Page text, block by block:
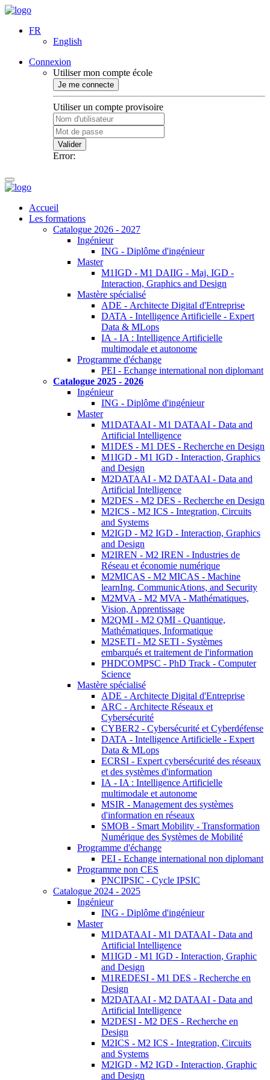
FR
English
Connexion
Utiliser mon compte école
Je me connecte
Utiliser un compte provisoire
Valider
Error:
Accueil
Les formations
Catalogue 2026 - 2027
Ingénieur
ING - Diplôme d'ingénieur
Master
M1IGD - M1 DAIIG - Maj. IGD -
Interaction, Graphics and Design
Mastère spécialisé
ADE - Architecte Digital d'Entreprise
DATA - Intelligence Artificielle - Expert
Data & MLops
IA - IA : Intelligence Artificielle
multimodale et autonome
Programme d'échange
PEI - Echange international non diplomant
Catalogue 2025 - 2026
Ingénieur
ING - Diplôme d'ingénieur
Master
M1DATAAI - M1 DATAAI - Data and
Artificial Intelligence
M1DES - M1 DES - Recherche en Design
M1IGD - M1 IGD - Interaction, Graphics
and Design
M2DATAAI - M2 DATAAI - Data and
Artificial Intelligence
M2DES - M2 DES - Recherche en Design
M2ICS - M2 ICS - Integration, Circuits
and Systems
M2IGD - M2 IGD - Interaction, Graphics
and Design
M2IREN - M2 IREN - Industries de
Réseau et économie numérique
M2MICAS - M2 MICAS - Machine
learnIng, CommunicAtions, and Security
M2MVA - M2 MVA - Mathématiques,
Vision, Apprentissage
M2QMI - M2 QMI - Quantique,
Mathématiques, Informatique
M2SETI - M2 SETI - Systèmes
embarqués et traitement de l'information
PHDCOMPSC - PhD Track - Computer
Science
Mastère spécialisé
ADE - Architecte Digital d'Entreprise
ARC - Architecte Réseaux et
Cybersécurité
CYBER2 - Cybersécurité et Cyberdéfense
DATA - Intelligence Artificielle - Expert
Data & MLops
ECRSI - Expert cybersécurité des réseaux
et des systèmes d'information
IA - IA : Intelligence Artificielle
multimodale et autonome
MSIR - Management des systèmes
d'information en réseaux
SMOB - Smart Mobility - Transformation
Numérique des Systèmes de Mobilité
Programme d'échange
PEI - Echange international non diplomant
Programme non CES
PNCIPSIC - Cycle IPSIC
Catalogue 2024 - 2025
Ingénieur
ING - Diplôme d'ingénieur
Master
M1DATAAI - M1 DATAAI - Data and
Artificial Intelligence
M1IGD - M1 IGD - Interaction, Graphic
and Design
M1REDESI - M1 DES - Recherche en
Design
M2DATAAI - M2 DATAAI - Data and
Artificial Intelligence
M2DESI - M2 DES - Recherche en
Design
M2ICS - M2 ICS - Integration, Circuits
and Systems
M2IGD - M2 IGD - Interaction, Graphic
and Design